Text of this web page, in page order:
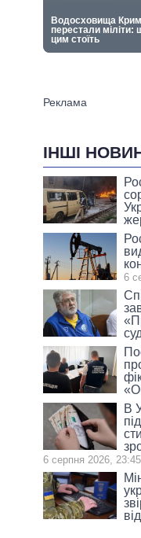
ІНШІ
6
В
6 серпня 2026, 23:45